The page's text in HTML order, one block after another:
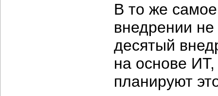
В то же
внедрении
десятый
на основе ИТ,
планируют